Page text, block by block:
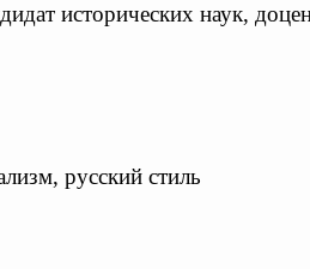
исторических наук,
русский стиль